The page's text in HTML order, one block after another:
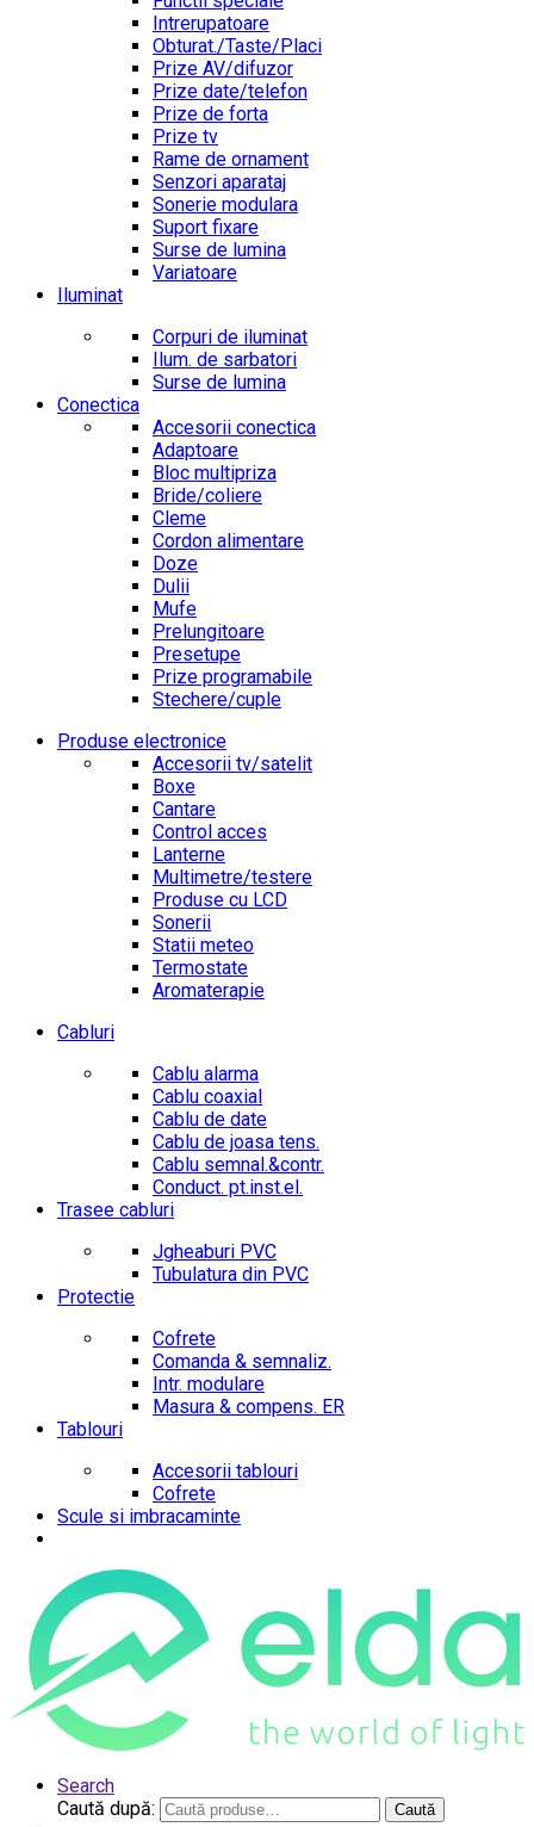
Intrerupatoare
Obturat./Taste/Placi
Prize AV/difuzor
Prize date/telefon
Prize de forta
Prize tv
Rame de ornament
Senzori aparataj
Sonerie modulara
Suport fixare
Surse de lumina
Variatoare
Iluminat
Corpuri de iluminat
Ilum. de sarbatori
Surse de lumina
Conectica
Accesorii conectica
Adaptoare
Bloc multipriza
Bride/coliere
Cleme
Cordon alimentare
Doze
Dulii
Mufe
Prelungitoare
Presetupe
Prize programabile
Stechere/cuple
Produse electronice
Accesorii tv/satelit
Boxe
Cantare
Control acces
Lanterne
Multimetre/testere
Produse cu LCD
Sonerii
Statii meteo
Termostate
Aromaterapie
Cabluri
Cablu alarma
Cablu coaxial
Cablu de date
Cablu de joasa tens.
Cablu semnal.&contr.
Conduct. pt.inst.el.
Trasee cabluri
Jgheaburi PVC
Tubulatura din PVC
Protectie
Cofrete
Comanda & semnaliz.
Intr. modulare
Masura & compens. ER
Tablouri
Accesorii tablouri
Cofrete
Scule si imbracaminte
Search
Caută după:
Caută